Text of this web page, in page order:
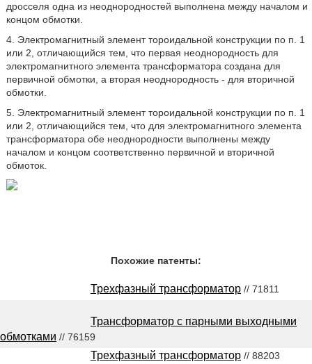
дросселя одна из неоднородностей выполнена между началом и
концом обмотки.
4. Электромагнитный элемент тороидальной конструкции по п. 1
или 2, отличающийся тем, что первая неоднородность для
электромагнитного элемента трансформатора создана для
первичной обмотки, а вторая неоднородность - для вторичной
обмотки.
5. Электромагнитный элемент тороидальной конструкции по п. 1
или 2, отличающийся тем, что для электромагнитного элемента
трансформатора обе неоднородности выполнены между
началом и концом соответственно первичной и вторичной
обмоток.
Похожие патенты:
Трехфазный трансформатор // 71811
Трансформатор с парными выходными
обмотками // 76159
Трехфазный трансформатор // 88203